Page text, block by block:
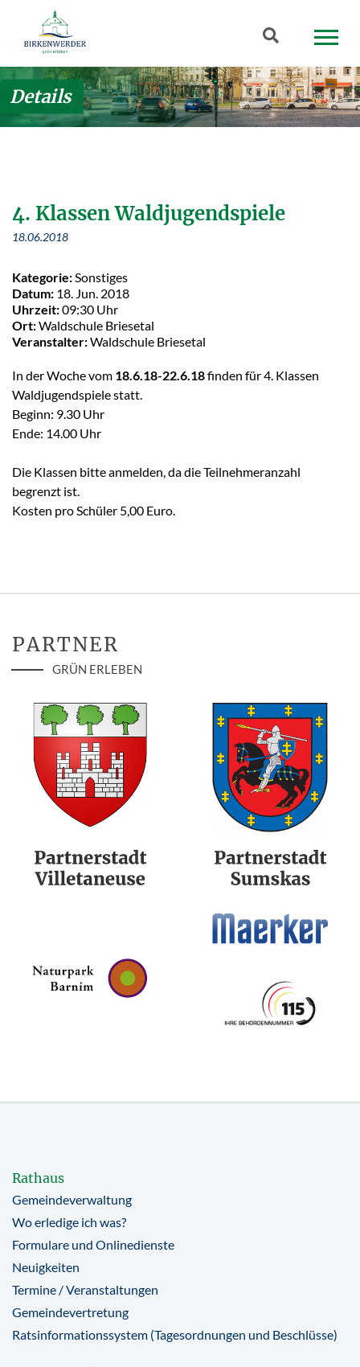
Zum Hauptinhalt springen
Suchbegriff
Details
4. Klassen Waldjugendspiele
18.06.2018
Kategorie: Sonstiges
Datum: 18. Jun. 2018
Uhrzeit:09:30 Uhr
Ort:Waldschule Briesetal
Veranstalter:Waldschule Briesetal
In der Woche vom 18.6.18-22.6.18finden für 4. Klassen
Waldjugendspiele statt.
Beginn: 9.30 Uhr
Ende: 14.00 Uhr
Die Klassen bitte anmelden, da die Teilnehmeranzahl
begrenzt ist.
Kosten pro Schüler 5,00 Euro.
PARTNER
GRÜN ERLEBEN
Rathaus
Gemeindeverwaltung
Wo erledige ich was?
Formulare und Onlinedienste
Neuigkeiten
Termine / Veranstaltungen
Gemeindevertretung
Ratsinformationssystem (Tagesordnungen und Beschlüsse)